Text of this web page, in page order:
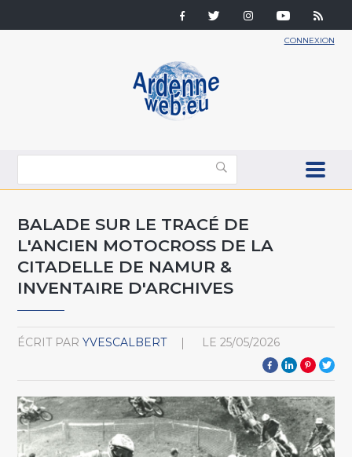
CONNEXION
BALADE SUR LE TRACÉ DE
L'ANCIEN MOTOCROSS DE LA
CITADELLE DE NAMUR &
INVENTAIRE D'ARCHIVES
ÉCRIT PAR YVESCALBERT LE 25/05/2026